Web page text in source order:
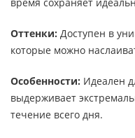
Оттенки: Доступен в
которые можно
Особенности: Идеален
выдерживает
течение всего дня.